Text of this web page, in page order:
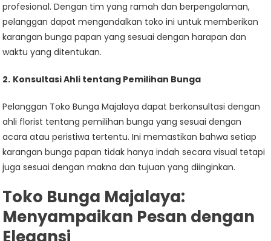
profesional. Dengan tim yang ramah dan berpengalaman,
pelanggan dapat mengandalkan toko ini untuk memberikan
karangan bunga papan yang sesuai dengan harapan dan
waktu yang ditentukan.
2. Konsultasi Ahli tentang Pemilihan Bunga
Pelanggan Toko Bunga Majalaya dapat berkonsultasi dengan
ahli florist tentang pemilihan bunga yang sesuai dengan
acara atau peristiwa tertentu. Ini memastikan bahwa setiap
karangan bunga papan tidak hanya indah secara visual tetapi
juga sesuai dengan makna dan tujuan yang diinginkan.
Toko Bunga Majalaya:
Menyampaikan Pesan dengan